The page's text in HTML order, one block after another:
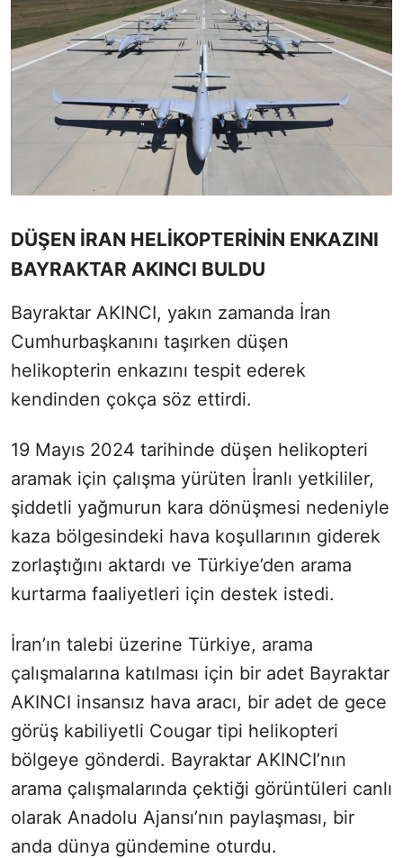
DÜŞEN İRAN HELİKOPTERİNİN ENKAZINI
BAYRAKTAR AKINCI BULDU
Bayraktar AKINCI, yakın zamanda İran
Cumhurbaşkanını taşırken düşen
helikopterin enkazını tespit ederek
kendinden çokça söz ettirdi.
19 Mayıs 2024 tarihinde düşen helikopteri
aramak için çalışma yürüten İranlı yetkililer,
şiddetli yağmurun kara dönüşmesi nedeniyle
kaza bölgesindeki hava koşullarının giderek
zorlaştığını aktardı ve Türkiye’den arama
kurtarma faaliyetleri için destek istedi.
İran’ın talebi üzerine Türkiye, arama
çalışmalarına katılması için bir adet Bayraktar
AKINCI insansız hava aracı, bir adet de gece
görüş kabiliyetli Cougar tipi helikopteri
bölgeye gönderdi. Bayraktar AKINCI’nın
arama çalışmalarında çektiği görüntüleri canlı
olarak Anadolu Ajansı’nın paylaşması, bir
anda dünya gündemine oturdu.